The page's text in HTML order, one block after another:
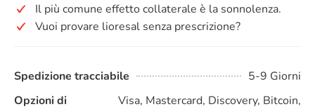
Il più comune effetto collaterale è la sonnolenza.
Vuoi provare lioresal senza prescrizione?
Spedizione tracciabile
5-9 Giorni
Opzioni di
Visa, Mastercard, Discovery, Bitcoin,